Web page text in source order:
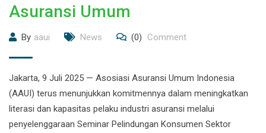
Asuransi Umum
By aaui News (0) Comment
Jakarta, 9 Juli 2025 — Asosiasi Asuransi Umum Indonesia
(AAUI) terus menunjukkan komitmennya dalam meningkatkan
literasi dan kapasitas pelaku industri asuransi melalui
penyelenggaraan Seminar Pelindungan Konsumen Sektor